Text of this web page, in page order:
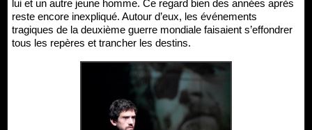
lui et un autre jeune homme. Ce regard bien des années après
reste encore inexpliqué. Autour d’eux, les événements
tragiques de la deuxième guerre mondiale faisaient s’effondrer
tous les repères et trancher les destins.